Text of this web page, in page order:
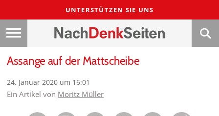
UNTERSTÜTZEN SIE UNS
Assange auf der Mattscheibe
24. Januar 2020 um 16:01
Ein Artikel von Moritz Müller